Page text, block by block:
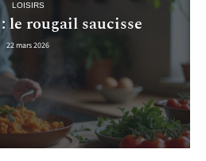
LOISIRS
le rougail saucisse
22 mars 2026